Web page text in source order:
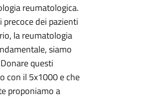
reumatologica.
dei pazienti
la reumatologia
siamo
questi
con il 5x1000 e che
proponiamo a